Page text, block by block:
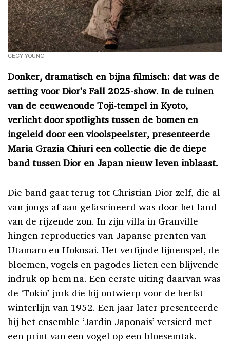
CECY YOUNG
Donker, dramatisch en bijna filmisch: dat was de
setting voor Dior’s Fall 2025-show. In de tuinen
van de eeuwenoude Toji-tempel in Kyoto,
verlicht door spotlights tussen de bomen en
ingeleid door een vioolspeelster, presenteerde
Maria Grazia Chiuri een collectie die de diepe
band tussen Dior en Japan nieuw leven inblaast.
Die band gaat terug tot Christian Dior zelf, die al
van jongs af aan gefascineerd was door het land
van de rijzende zon. In zijn villa in Granville
hingen reproducties van Japanse prenten van
Utamaro en Hokusai. Het verfijnde lijnenspel, de
bloemen, vogels en pagodes lieten een blijvende
indruk op hem na. Een eerste uiting daarvan was
de ‘Tokio’-jurk die hij ontwierp voor de herfst-
winterlijn van 1952. Een jaar later presenteerde
hij het ensemble ‘Jardin Japonais’ versierd met
een print van een vogel op een bloesemtak.